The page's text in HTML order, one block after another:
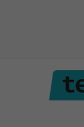
contenuto